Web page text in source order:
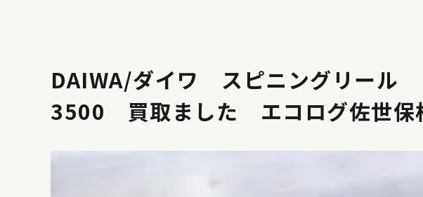
DAIWA/ダイワ スピニングリール
3500 買取ました エコログ佐世保